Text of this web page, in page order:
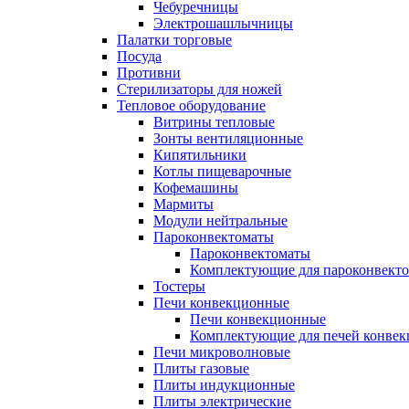
Чебуречницы
Электрошашлычницы
Палатки торговые
Посуда
Противни
Стерилизаторы для ножей
Тепловое оборудование
Витрины тепловые
Зонты вентиляционные
Кипятильники
Котлы пищеварочные
Кофемашины
Мармиты
Модули нейтральные
Пароконвектоматы
Пароконвектоматы
Комплектующие для
Тостеры
Печи конвекционные
Печи конвекционные
Комплектующие для печей
Печи микроволновые
Плиты газовые
Плиты индукционные
Плиты электрические